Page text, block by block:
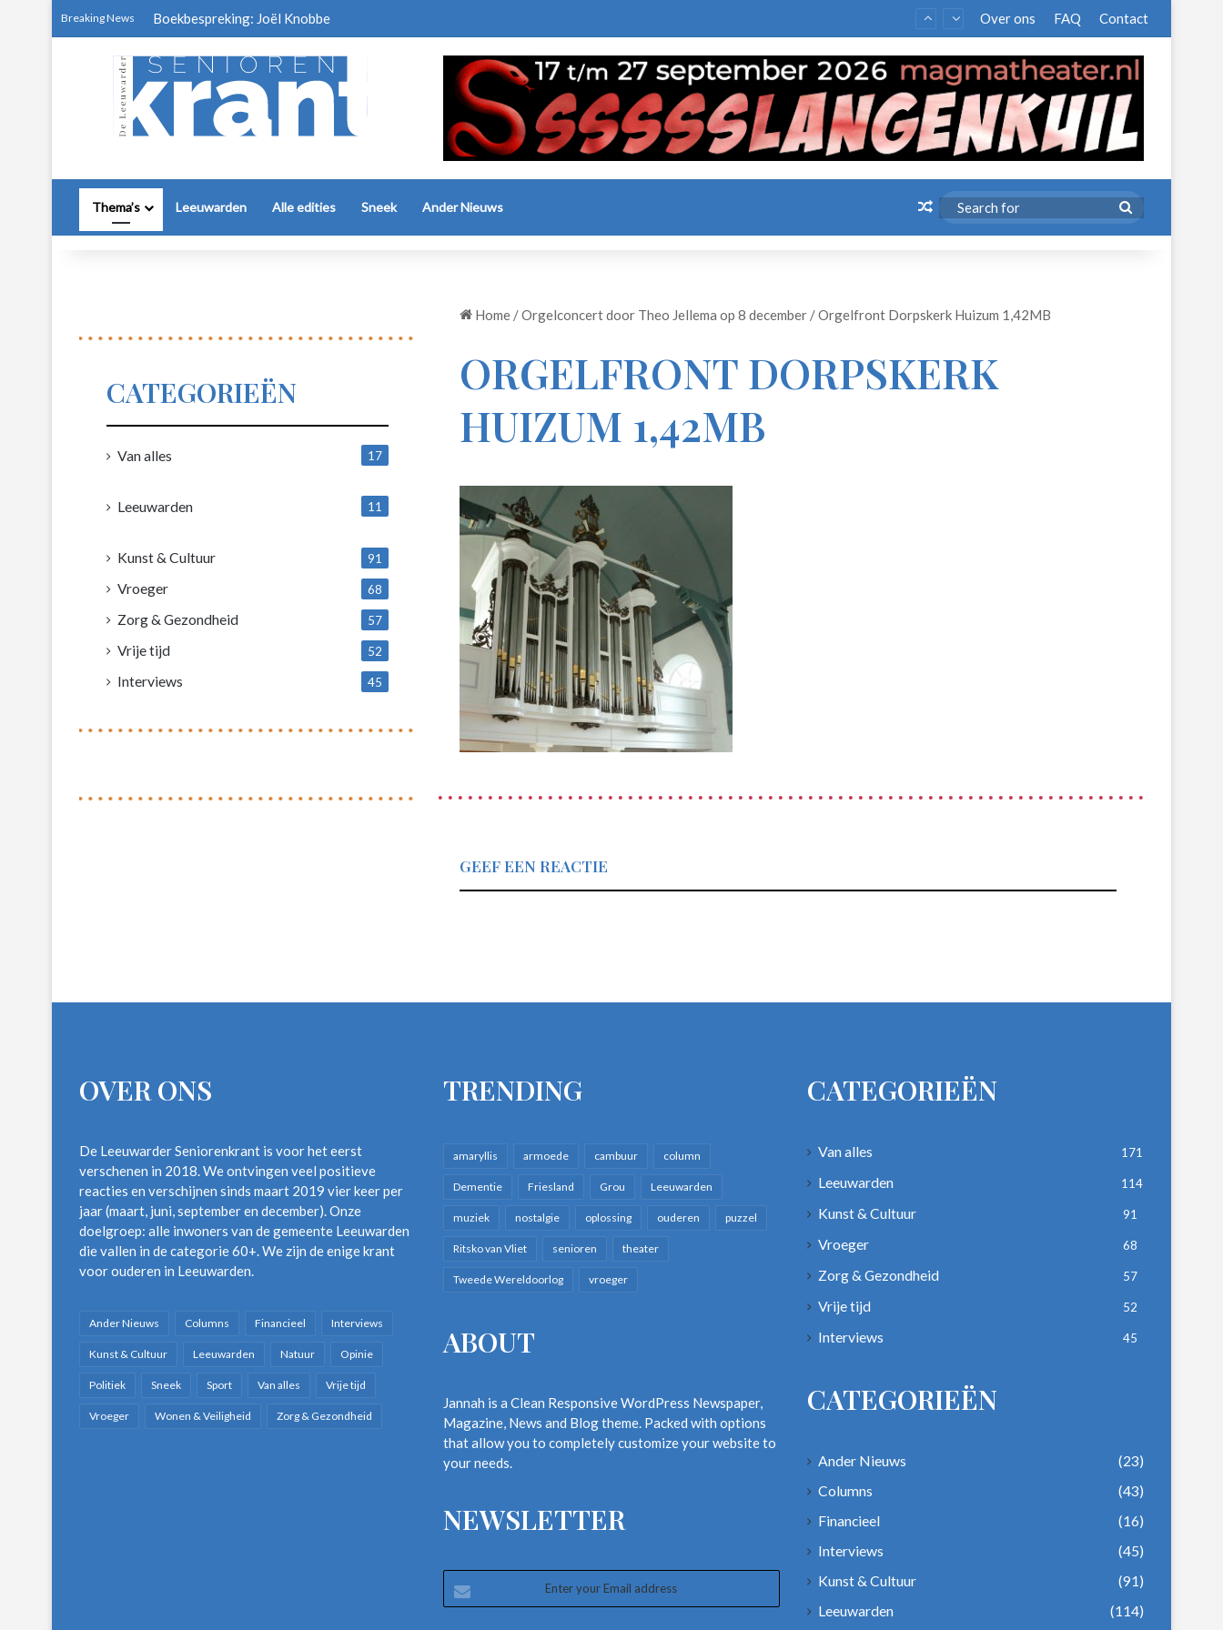
Breaking News Boekbespreking: Joël Knobbe Over ons FAQ Contact
Thema’s Leeuwarden Alle edities Sneek Ander Nieuws Random Article
for
Home /Orgelconcert door Theo Jellema op 8 december /Orgelfront Dorpskerk Huizum 1,42MB
ORGELFRONT DORPSKERK
HUIZUM 1,42MB
GEEF EEN REACTIE
CATEGORIEËN
Van alles
17
Leeuwarden
11
Kunst & Cultuur 91
Vroeger 68
Zorg & Gezondheid 57
Vrije tijd 52
Interviews 45
OVER ONS
De Leeuwarder Seniorenkrant is voor het eerst
verschenen in 2018. We ontvingen veel positieve
reacties en verschijnen sinds maart 2019 vier keer per
jaar (maart, juni, september en december). Onze
doelgroep: alle inwoners van de gemeente Leeuwarden
die vallen in de categorie 60+. We zijn de enige krant
voor ouderen in Leeuwarden.
Ander Nieuws Columns Financieel Interviews
Kunst & Cultuur Leeuwarden Natuur Opinie
Politiek Sneek Sport Van alles Vrije tijd
Vroeger Wonen & Veiligheid Zorg & Gezondheid
TRENDING
amaryllis armoede cambuur column
Dementie Friesland Grou Leeuwarden
muziek nostalgie oplossing ouderen puzzel
Ritsko van Vliet senioren theater
Tweede Wereldoorlog vroeger
ABOUT
Jannah is a Clean Responsive WordPress Newspaper,
Magazine, News and Blog theme. Packed with options
that allow you to completely customize your website to
your needs.
NEWSLETTER
your
CATEGORIEËN
Van alles 171
Leeuwarden 114
Kunst & Cultuur 91
Vroeger 68
Zorg & Gezondheid 57
Vrije tijd 52
Interviews 45
CATEGORIEËN
Ander Nieuws
(23)
Columns
(43)
Financieel
(16)
Interviews
(45)
Kunst & Cultuur
(91)
Leeuwarden
(114)